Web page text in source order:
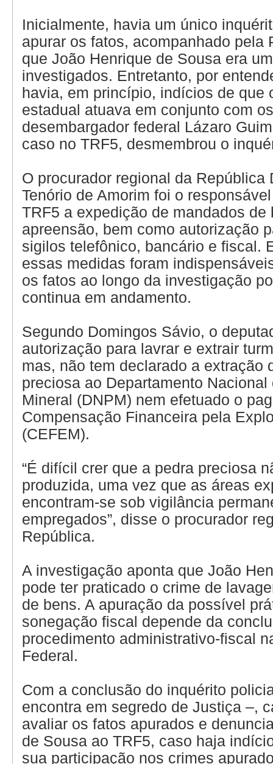
Inicialmente, havia um único
apurar os fatos, acompanhado pela
que João Henrique de Sousa era
investigados. Entretanto, por
havia, em princípio, indícios de que
estadual atuava em conjunto com
desembargador federal Lázaro
caso no TRF5, desmembrou o
O procurador regional da República
Tenório de Amorim foi o
TRF5 a expedição de mandados de
apreensão, bem como autorização
sigilos telefônico, bancário e fiscal.
essas medidas foram
os fatos ao longo da investigação
continua em andamento.
Segundo Domingos Sávio, o
autorização para lavrar e extrair
mas, não tem declarado a extração
preciosa ao Departamento Nacional
Mineral (DNPM) nem efetuado o
Compensação Financeira pela
(CEFEM).
“É difícil crer que a pedra preciosa
produzida, uma vez que as áreas
encontram-se sob vigilância
empregados”, disse o procurador
República.
A investigação aponta que João
pode ter praticado o crime de
de bens. A apuração da possível
sonegação fiscal depende da
procedimento administrativo-fiscal
Federal.
Com a conclusão do inquérito
encontra em segredo de Justiça –,
avaliar os fatos apurados e
de Sousa ao TRF5, caso haja
sua participação nos crimes